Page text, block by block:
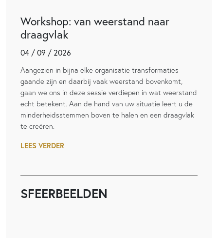
Workshop: van weerstand naar
draagvlak
04 / 09 / 2026
Aangezien in bijna elke organisatie transformaties
gaande zijn en daarbij vaak weerstand bovenkomt,
gaan we ons in deze sessie verdiepen in wat weerstand
echt betekent. Aan de hand van uw situatie leert u de
minderheidsstemmen boven te halen en een draagvlak
te creëren.
LEES VERDER
SFEERBEELDEN